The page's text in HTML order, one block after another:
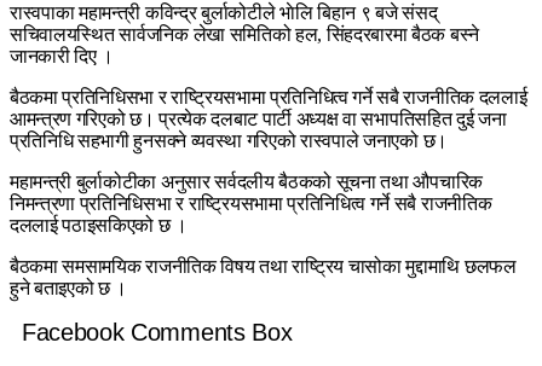
रास्वपाका महामन्त्री कविन्द्र बुर्लाकोटीले भाेलि बिहान ९ बजे संसद्
सचिवालयस्थित सार्वजनिक लेखा समितिको हल, सिंहदरबारमा बैठक बस्ने
जानकारी दिए ।
बैठकमा प्रतिनिधिसभा र राष्ट्रियसभामा प्रतिनिधित्व गर्ने सबै राजनीतिक दललाई
आमन्त्रण गरिएको छ। प्रत्येक दलबाट पार्टी अध्यक्ष वा सभापतिसहित दुई जना
प्रतिनिधि सहभागी हुनसक्ने व्यवस्था गरिएको रास्वपाले जनाएको छ।
महामन्त्री बुर्लाकोटीका अनुसार सर्वदलीय बैठकको सूचना तथा औपचारिक
निमन्त्रणा प्रतिनिधिसभा र राष्ट्रियसभामा प्रतिनिधित्व गर्ने सबै राजनीतिक
दललाई पठाइसकिएको छ ।
बैठकमा समसामयिक राजनीतिक विषय तथा राष्ट्रिय चासोका मुद्दामाथि छलफल
हुने बताइएको छ ।
Facebook Comments Box